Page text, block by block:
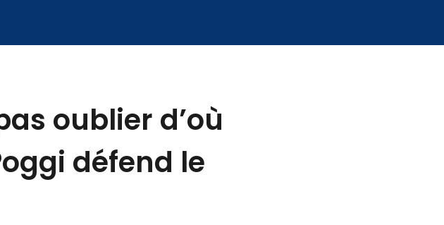
oublier d’où
défend le